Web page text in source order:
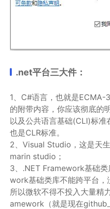
.net平台三大件：
1、C#语言，也就是
的附带内容，你应该彻底的
以及公共语言基础(CLI)标
也是CLR标准。
2、Visual Studio，这是天
marin studio；
3、.NET Framework基础
work基础类库不能跨平台，
所以微软不得不投入大量精
amework（就是现在